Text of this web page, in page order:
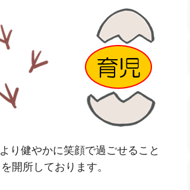
り健やかに笑顔で過ごせること
開所しております。